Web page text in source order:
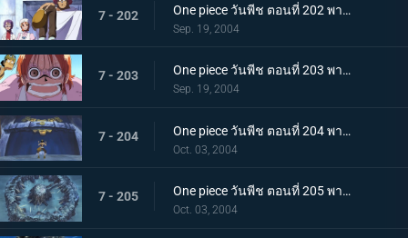
7 - 202 One piece วันพีช ตอนที่ 202 พากย์ไทย ฝ่าวงล้อมออกไป!ศึกชิงเรือโกอิ้งแมรี่
Sep. 19, 2004
7 - 203 One piece วันพีช ตอนที่ 203 พากย์ไทย เรือโจรสลัดหายไป! บุกป้อมปราการยก 2
Sep. 19, 2004
7 - 204 One piece วันพีช ตอนที่ 204 พากย์ไทย แผนการทวงทองคำและแผนการทวงเวพเวอร์!
Oct. 03, 2004
7 - 205 One piece วันพีช ตอนที่ 205 พากย์ไทย แผนการจับยกกลุ่ม โจนาธานมั่นใจเกินร้อย
Oct. 03, 2004